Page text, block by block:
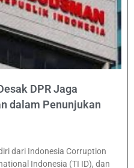
DPR Jaga
dalam Penunjukan
dari Indonesia Corruption
Indonesia (TI ID), dan